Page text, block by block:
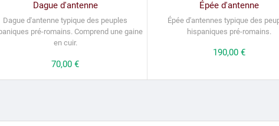
Dague d'antenne
Dague d'antenne typique des peuples
pré-romains. Comprend une gaine
en cuir.
Prix
70,00 €
Épée d'antenne
Épée d'antennes typique des
hispaniques pré-romains.
Prix
190,00 €